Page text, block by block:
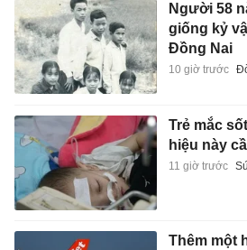
Người 58
giống kỷ
Đồng Nai
10 giờ trước
Trẻ mắc
hiệu này
11 giờ trước
Thêm một